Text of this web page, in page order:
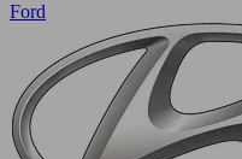
Ford